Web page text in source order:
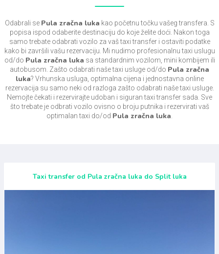
Odabrali se Pula zračna luka kao početnu točku vašeg transfera. S
popisa ispod odaberite destinaciju do koje želite doći. Nakon toga
samo trebate odabrati vozilo za vaš taxi transfer i ostaviti podatke
kako bi završili vašu rezervaciju. Mi nudimo profesionalnu taxi uslugu
od/do Pula zračna luka sa standardnim vozilom, mini kombijem ili
autobusom. Zašto odabrati naše taxi usluge od/do Pula zračna
luka? Vrhunska usluga, optimalna cijena i jednostavna online
rezervacija su samo neki od razloga zašto odabrati naše taxi usluge.
Nemojte čekati i rezervirajte udoban i siguran taxi transfer sada. Sve
što trebate je odbrati vozilo ovisno o broju putnika i rezervirati vaš
optimalan taxi do/od Pula zračna luka.
Taxi transfer od Pula zračna luka do Split luka